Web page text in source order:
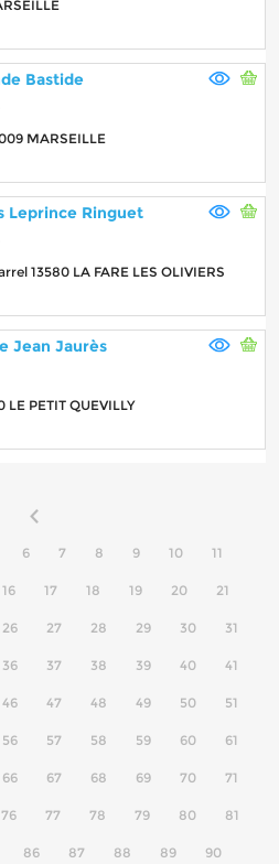
Bastide
MARSEILLE
Leprince Ringuet
13580 LA FARE LES OLIVIERS
Jean Jaurès
LE PETIT QUEVILLY
6 7 8 9 10 11
16 17 18 19 20 21
26 27 28 29 30 31
36 37 38 39 40 41
46 47 48 49 50 51
56 57 58 59 60 61
66 67 68 69 70 71
76 77 78 79 80 81
86 87 88 89 90